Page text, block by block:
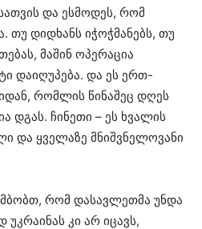
და ესმოდეს, რომ
თუ დიდხანს იჭოჭმანებს, თუ
მაშინ ოპერაცია
დაიღუპება. და ეს ერთ-
რომლის წინაშეც დღეს
დგას. ჩინეთი – ეს ხვალის
და ყველაზე მნიშვნელოვანი
რომ დასავლეთმა უნდა
კი არ იცავს,